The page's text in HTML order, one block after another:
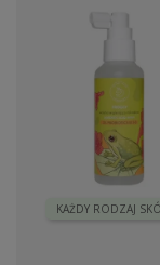
KAŻDY RODZAJ